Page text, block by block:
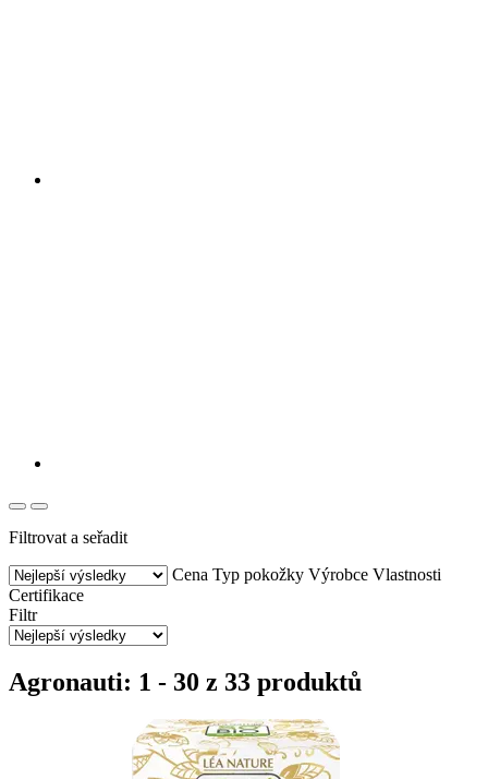
Filtrovat a seřadit
Cena Typ pokožky Výrobce Vlastnosti
Certifikace
Filtr
Agronauti: 1 - 30 z 33 produktů